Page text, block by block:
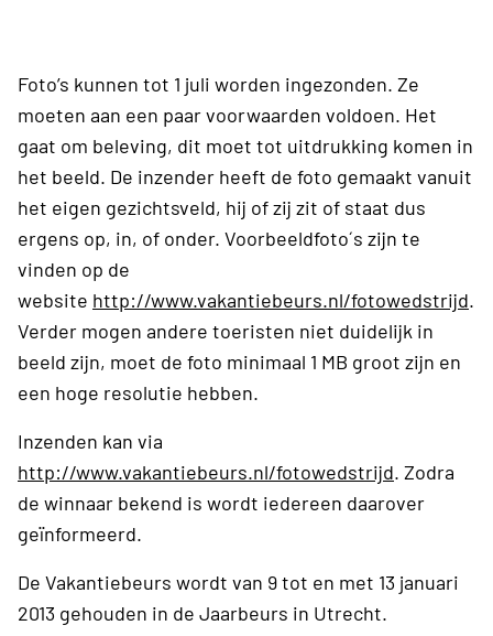
Foto’s kunnen tot 1 juli worden ingezonden. Ze
moeten aan een paar voorwaarden voldoen. Het
gaat om beleving, dit moet tot uitdrukking komen in
het beeld. De inzender heeft de foto gemaakt vanuit
het eigen gezichtsveld, hij of zij zit of staat dus
ergens op, in, of onder. Voorbeeldfoto´s zijn te
vinden op de
website http://www.vakantiebeurs.nl/fotowedstrijd.
Verder mogen andere toeristen niet duidelijk in
beeld zijn, moet de foto minimaal 1 MB groot zijn en
een hoge resolutie hebben.
Inzenden kan via
http://www.vakantiebeurs.nl/fotowedstrijd. Zodra
de winnaar bekend is wordt iedereen daarover
geïnformeerd.
De Vakantiebeurs wordt van 9 tot en met 13 januari
2013 gehouden in de Jaarbeurs in Utrecht.